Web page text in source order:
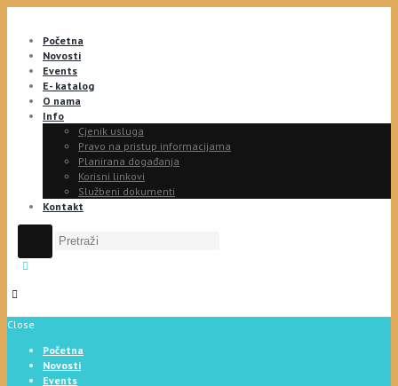
Početna
Novosti
Events
E- katalog
O nama
Info
Cjenik usluga
Pravo na pristup informacijama
Planirana događanja
Korisni linkovi
Službeni dokumenti
Kontakt
Close
Početna
Novosti
Events